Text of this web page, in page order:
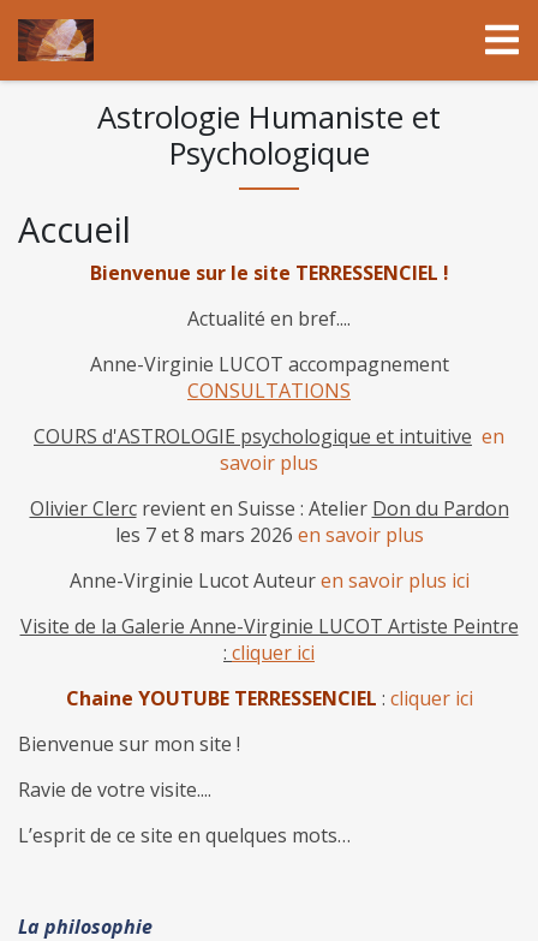
Astrologie Humaniste et
Psychologique
Accueil
Bienvenue sur le site TERRESSENCIEL !
Actualité en bref....
Anne-Virginie LUCOT accompagnement
CONSULTATIONS
COURS d'ASTROLOGIE psychologique et intuitive en
savoir plus
Olivier Clercrevient en Suisse : Atelier Don du Pardon
les 7 et 8 mars 2026 en savoir plus
Anne-Virginie Lucot Auteuren savoir plus ici
Visite de la Galerie Anne-Virginie LUCOT Artiste Peintre
: cliquer ici
Chaine YOUTUBE TERRESSENCIEL : cliquer ici
Bienvenue sur mon site !
Ravie de votre visite....
L’esprit de ce site en quelques mots…
La philosophie